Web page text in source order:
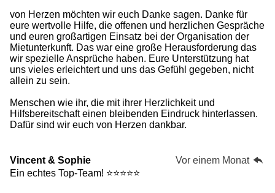
von Herzen möchten wir euch Danke sagen. Danke für
eure wertvolle Hilfe, die offenen und herzlichen Gespräche
und euren großartigen Einsatz bei der Organisation der
Mietunterkunft. Das war eine große Herausforderung das
wir spezielle Ansprüche haben. Eure Unterstützung hat
uns vieles erleichtert und uns das Gefühl gegeben, nicht
allein zu sein.
Menschen wie ihr, die mit ihrer Herzlichkeit und
Hilfsbereitschaft einen bleibenden Eindruck hinterlassen.
Dafür sind wir euch von Herzen dankbar.
Vincent & Sophie
Vor einem Monat
Ein echtes Top-Team! ⭐⭐⭐⭐⭐